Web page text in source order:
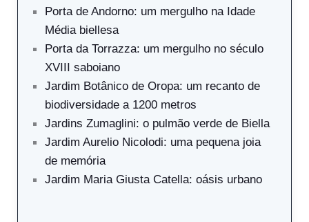
Porta de Andorno: um mergulho na Idade
Média biellesa
Porta da Torrazza: um mergulho no século
XVIII saboiano
Jardim Botânico de Oropa: um recanto de
biodiversidade a 1200 metros
Jardins Zumaglini: o pulmão verde de Biella
Jardim Aurelio Nicolodi: uma pequena joia
de memória
Jardim Maria Giusta Catella: oásis urbano